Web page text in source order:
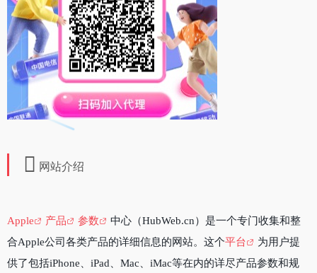
网站介绍
Apple 产品 参数
中心（HubWeb.cn）是一个专门收集和整
合Apple公司各类产品的详细信息的网站。这个平台
为用户提
供了包括iPhone、iPad、Mac、iMac等在内的详尽产品参数和规